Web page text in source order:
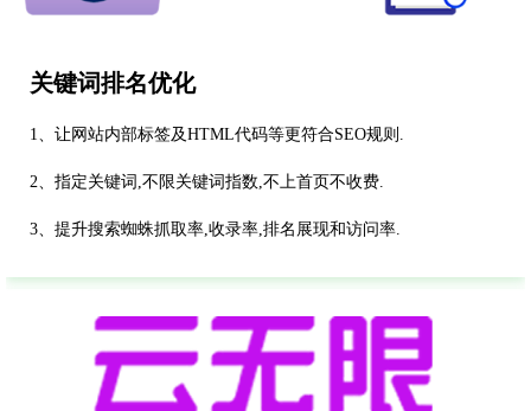
关键词排名优化
1、让网站内部标签及HTML代码等更符合SEO规则.
2、指定关键词,不限关键词指数,不上首页不收费.
3、提升搜索蜘蛛抓取率,收录率,排名展现和访问率.